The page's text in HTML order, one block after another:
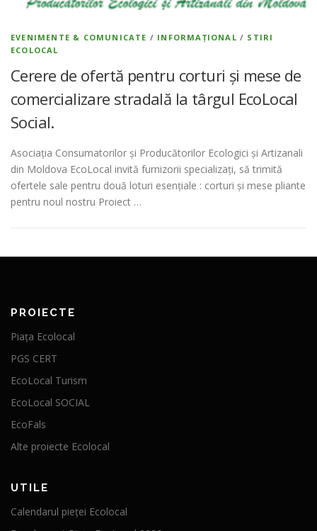
EVENIMENTE & COMUNICATE / INFORMAȚIONAL / STIRI
ECOLOCAL
Cerere de ofertă pentru corturi și mese de
comercializare stradală la târgul EcoLocal
Social.
Asociația Consumatorilor și Producătorilor Ecologici și Artizanali
din Moldova EcoLocal invită furnizorii specializați, să trimită
ofertele sale pentru două loturi esențiale : corturi și mese pliante
pentru noul nostru Proiect …
PROIECTE
Piața Ecolocal
PGS CERT
EcoLocal Turism
EcoLocal SOCIAL
EcoFals
Alte proiecte Ecolocal
UTILE
Calendarul pieței Ecolocal